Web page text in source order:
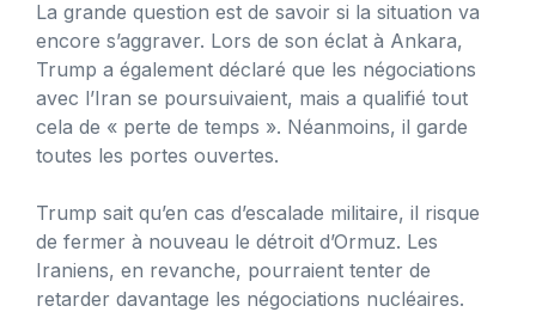
La grande question est de savoir si la situation va
encore s’aggraver. Lors de son éclat à Ankara,
Trump a également déclaré que les négociations
avec l’Iran se poursuivaient, mais a qualifié tout
cela de « perte de temps ». Néanmoins, il garde
toutes les portes ouvertes.
Trump sait qu’en cas d’escalade militaire, il risque
de fermer à nouveau le détroit d’Ormuz. Les
Iraniens, en revanche, pourraient tenter de
retarder davantage les négociations nucléaires.